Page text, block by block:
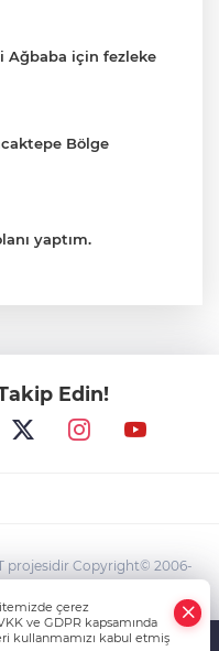
Ağbaba için fezleke
Bölge
yaptım.
katıldı
operasyon!
Edin!
projesidir Copyright© 2006-
çerez
ve GDPR kapsamında
kullanmamızı kabul etmiş